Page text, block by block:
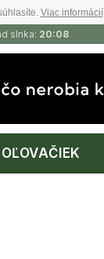
Viac informácií
slnka: 20:08